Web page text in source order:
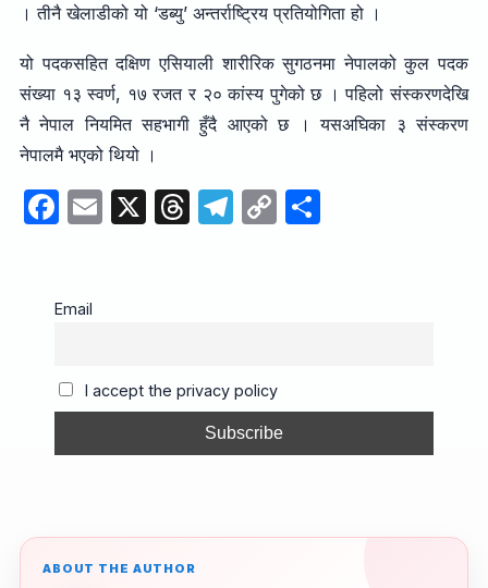
। तीनै खेलाडीको यो ‘डब्यु’ अन्तर्राष्ट्रिय प्रतियोगिता हो ।
यो पदकसहित दक्षिण एसियाली शारीरिक सुगठनमा नेपालको कुल पदक
संख्या १३ स्वर्ण, १७ रजत र २० कांस्य पुगेको छ । पहिलो संस्करणदेखि
नै नेपाल नियमित सहभागी हुँदै आएको छ । यसअघिका ३ संस्करण
नेपालमै भएको थियो ।
F
e
o
o
k
E X T
s
T
m
C
n
k
S
Email
I accept the privacy policy
ABOUT THE AUTHOR